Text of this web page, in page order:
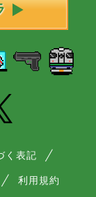
く表記
利用規約